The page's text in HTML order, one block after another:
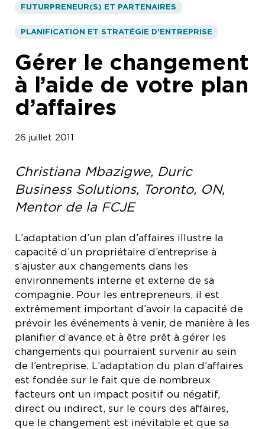
FUTURPRENEUR(S) ET PARTENAIRES
PLANIFICATION ET STRATÉGIE D'ENTREPRISE
Gérer le changement
à l’aide de votre plan
d’affaires
26 juillet 2011
Christiana Mbazigwe, Duric
Business Solutions, Toronto, ON,
Mentor de la FCJE
L’adaptation d’un plan d’affaires illustre la
capacité d’un propriétaire d’entreprise à
s’ajuster aux changements dans les
environnements interne et externe de sa
compagnie. Pour les entrepreneurs, il est
extrêmement important d’avoir la capacité de
prévoir les événements à venir, de manière à les
planifier d’avance et à être prêt à gérer les
changements qui pourraient survenir au sein
de l’entreprise. L’adaptation du plan d’affaires
est fondée sur le fait que de nombreux
facteurs ont un impact positif ou négatif,
direct ou indirect, sur le cours des affaires,
que le changement est inévitable et que sa